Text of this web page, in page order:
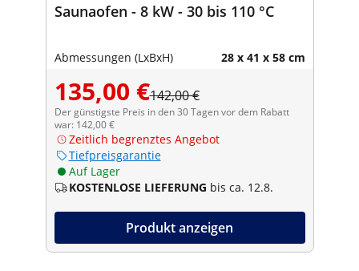
Saunaofen - 8 kW - 30 bis 110 °C
Abmessungen (LxBxH) 28 x 41 x 58 cm
135,00 €142,00 €
Der günstigste Preis in den 30 Tagen vor dem Rabatt
war: 142,00 €
Zeitlich begrenztes Angebot
Tiefpreisgarantie
Auf Lager
KOSTENLOSE LIEFERUNG bis ca. 12.8.
Produkt anzeigen